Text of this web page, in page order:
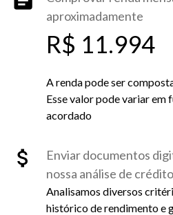
aproximadamente
R$ 11.994
A renda pode ser
Esse valor pode variar em
acordado
Enviar documentos
nossa análise de crédito
Analisamos diversos
histórico de rendimento e